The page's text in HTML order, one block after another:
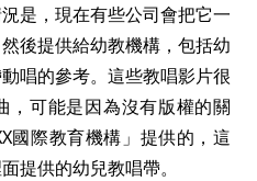
是，現在有些公司會把它一
後提供給幼教機構，包括幼
唱的參考。這些教唱影片很
，可能是因為沒有版權的關
國際教育機構」提供的，這
提供的幼兒教唱帶。